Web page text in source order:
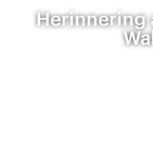
Herinnering